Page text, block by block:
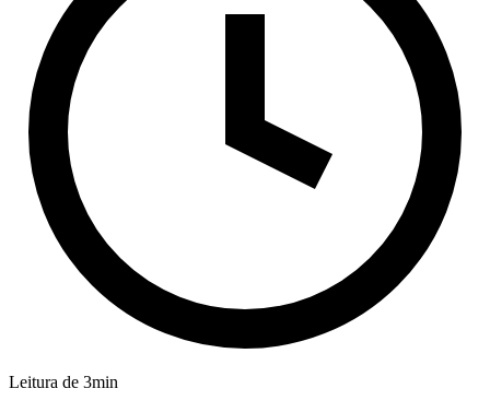
Leitura de 3min